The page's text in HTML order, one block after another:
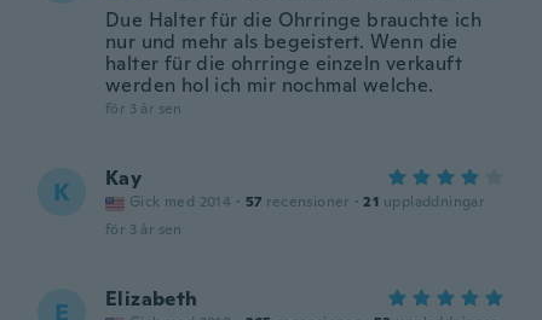
Due Halter für die Ohrringe brauchte ich
nur und mehr als begeistert. Wenn die
halter für die ohrringe einzeln verkauft
werden hol ich mir nochmal welche.
för 3 år sen
K Kay
Gick med 2014 · 57 recensioner · 21 uppladdningar
för 3 år sen
E Elizabeth